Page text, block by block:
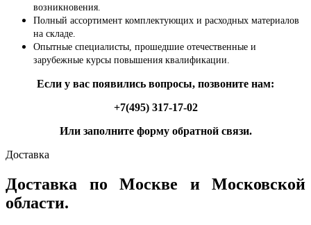
возникновения.
Полный ассортимент комплектующих и расходных материалов
на складе.
Опытные специалисты, прошедшие отечественные и
зарубежные курсы повышения квалификации.
Если у вас появились вопросы, позвоните нам:
+7(495) 317-17-02
Или заполните форму обратной связи.
Доставка
Доставка по Москве и Московской
области.